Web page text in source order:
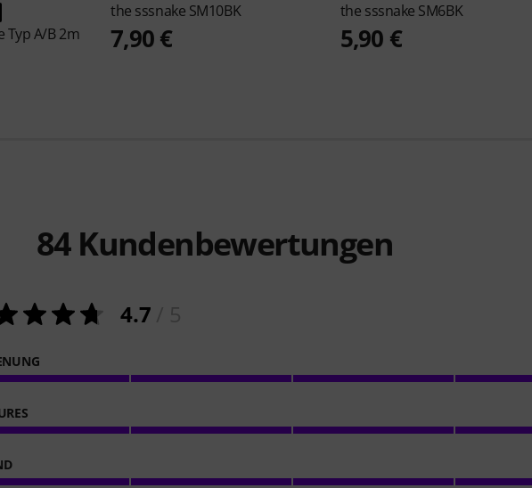
Typ A/B 2m
the sssnake SM10BK
7,90 €
the sssnake SM6BK
5,90 €
84Kundenbewertungen
4.7